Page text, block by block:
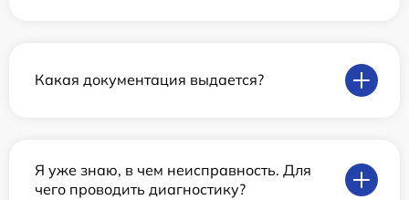
Какая документация выдается?
Я уже знаю, в чем неисправность. Для
чего проводить диагностику?